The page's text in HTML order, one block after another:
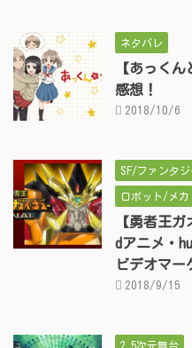
ネタバレ
【あっく
感想！
2018/10/6
SF/ファンタジ
ロボット/メカ
【勇者王ガ
dアニメ・
ビデオマー
2018/9/15
2.5次元舞台